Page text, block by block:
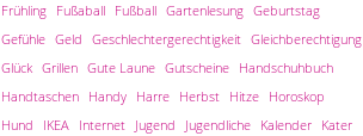
Frühling
Fußaball Fußball Gartenlesung Geburtstag
Gefühle Geld Geschlechtergerechtigkeit Gleichberechtigung
Glück Grillen Gute Laune Gutscheine
Handschuhbuch
Handtaschen
Handy Harre Herbst Hitze
Horoskop
Hund
IKEA Internet Jugend Jugendliche Kalender
Kater